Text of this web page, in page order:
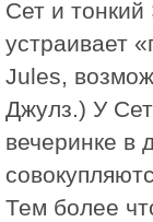
Сет и
устраивает
Jules,
Джулз.) У
вечеринке в
Тем более